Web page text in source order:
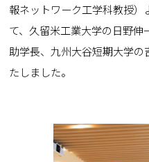
報ネットワーク工学科教授
て、久留米工業大学の日野
助学長、九州大谷短期大学
たしました。